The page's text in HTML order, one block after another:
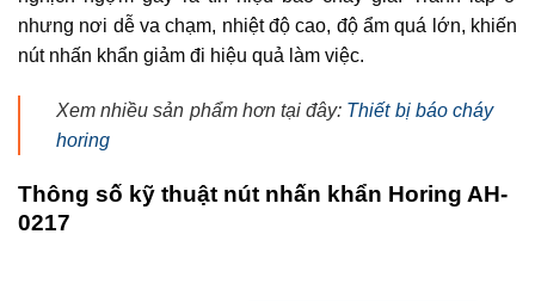
nhưng nơi dễ va chạm, nhiệt độ cao, độ ẩm quá lớn, khiến
nút nhấn khẩn giảm đi hiệu quả làm việc.
Xem nhiều sản phẩm hơn tại đây: Thiết bị báo cháy
horing
Thông số kỹ thuật nút nhấn khẩn Horing AH-
0217